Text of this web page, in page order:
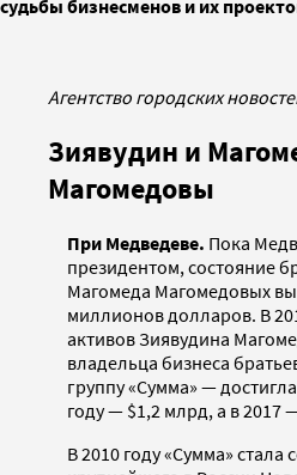
судьбы бизнесменов и их
Агентство городских
Зиявудин и
Магомедовы
При Медведеве. Пока
президентом, состояние
Магомеда Магомедовых
миллионов долларов. В
активов Зиявудина
владельца бизнеса
группу «Сумма» —
году — $1,2 млрд, а в 2017
В 2010 году «Сумма» стала